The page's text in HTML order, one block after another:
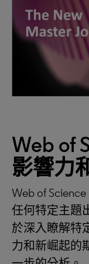
Web of
影響力
Web of
任何特定主題
於深入瞭解特
力和新崛起的